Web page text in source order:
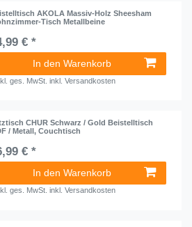
AKOLA Massiv-Holz Sheesham
Tisch Metallbeine
€ *
In den Warenkorb
ges. MwSt. inkl.Versandkosten
CHUR Schwarz / Gold Beistelltisch
/ Metall, Couchtisch
€ *
In den Warenkorb
ges. MwSt. inkl.Versandkosten